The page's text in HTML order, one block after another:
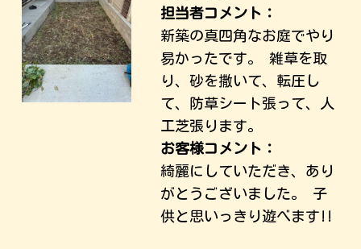
担当者コメント：
新築の真四角なお庭でやり
易かったです。 雑草を取
り、砂を撒いて、転圧し
て、防草シート張って、人
工芝張ります。
お客様コメント：
綺麗にしていただき、あり
がとうございました。 子
供と思いっきり遊べます!!